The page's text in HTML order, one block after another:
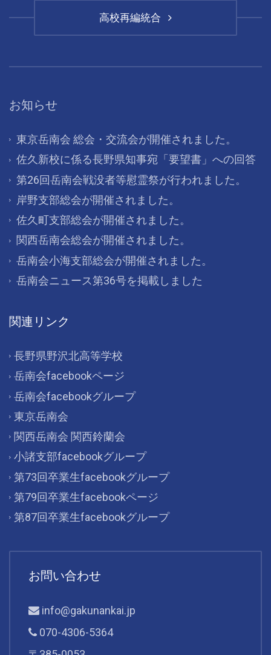
高校再編統合
お知らせ
東京岳南会 総会・交流会が開催されました。
佐久新校に係る長野県知事宛「要望書」への回答
第26回岳南会戦没者等慰霊祭が行われました。
岸野支部総会が開催されました。
佐久町支部総会が開催されました。
関西岳南会総会が開催されました。
岳南会小海支部総会が開催されました。
岳南会ニュース第36号を掲載しました
関連リンク
長野県野沢北高等学校
岳南会facebookページ
岳南会facebookグループ
東京岳南会
関西岳南会 関西鈴蘭会
小諸支部facebookグループ
第73回卒業生facebookグループ
第79回卒業生facebookページ
第87回卒業生facebookグループ
お問い合わせ
info@gakunankai.jp
070-4306-5364